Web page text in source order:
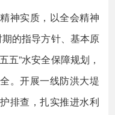
实质，以全会精神
期的指导方针、基本原
五”水安全保障规划，
。开展一线防洪大堤
排查，扎实推进水利